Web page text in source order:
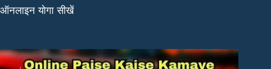
ऑनलाइन योगा सीखें